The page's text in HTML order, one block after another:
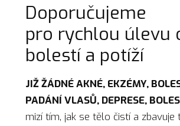
Doporučujeme
pro rychlou úlevu
bolestí a potíží
JIŽ ŽÁDNÉ AKNÉ, EKZÉMY,
PADÁNÍ VLASŮ, DEPRESE,
mizí tím, jak se tělo čistí a zbavuje